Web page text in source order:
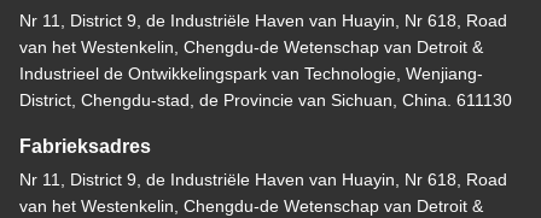
Nr 11, District 9, de Industriële Haven van Huayin, Nr 618, Road
van het Westenkelin, Chengdu-de Wetenschap van Detroit &
Industrieel de Ontwikkelingspark van Technologie, Wenjiang-
District, Chengdu-stad, de Provincie van Sichuan, China. 611130
Fabrieksadres
Nr 11, District 9, de Industriële Haven van Huayin, Nr 618, Road
van het Westenkelin, Chengdu-de Wetenschap van Detroit &